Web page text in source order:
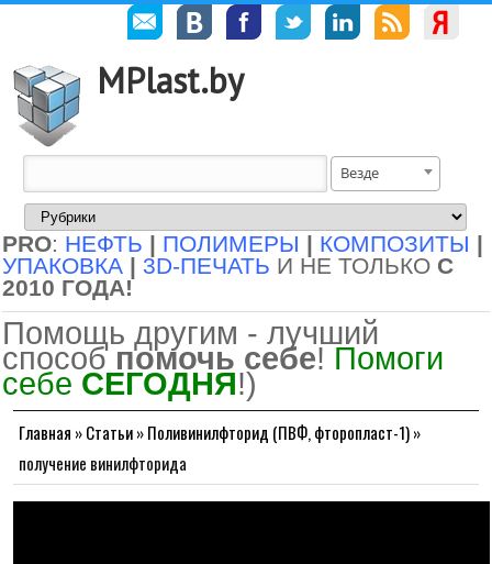
MPlast.by
Везде
PRO: НЕФТЬ | ПОЛИМЕРЫ | КОМПОЗИТЫ |
УПАКОВКА | 3D-ПЕЧАТЬ И НЕ ТОЛЬКО С
2010 ГОДА!
Помощь другим - лучший
способ помочь себе! Помоги
себе СЕГОДНЯ!)
Главная »Статьи»Поливинилфторид (ПВФ, фторопласт-1)»
получение винилфторида